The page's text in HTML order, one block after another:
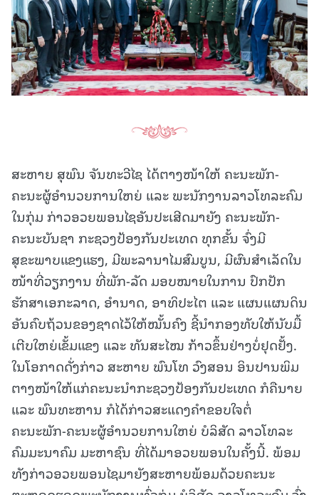
ສະຫາຍ ສຸພົນ ຈັນທະວີໄຊ ໄດ້ຕາງໜ້າໃຫ້ ຄະນະພັກ-
ຄະນະຜູ້ອຳນວຍການໃຫຍ່ ແລະ ພະນັກງານລາວໂທລະຄົມ
ໃນກຸ່ມ ກ່າວອວຍພອນໄຊອັນປະເສີດມາຍັງ ຄະນະພັກ-
ຄະນະບັນຊາ ກະຊວງປ້ອງກັນປະເທດ ທຸກຂັ້ນ ຈົ່ງມີ
ສຸຂະພາບແຂງແຮງ, ມີພະລານາໄມສົມບູນ, ມີຜົນສຳເລັດໃນ
ໜ້າທີ່ວຽກງານ ທີ່ພັກ-ລັດ ມອບໝາຍໃນການ ປົກປັກ
ຮັກສາເອກະລາດ, ອຳນາດ, ອາທິປະໄຕ ແລະ ແຜນແຜນດິນ
ອັນຄົບຖ້ວນຂອງຊາດໄວ້ໃຫ້ໝັ້ນຄົງ ຊີ້ນຳກອງທັບໃຫ້ນັບມື້
ເຕີບໃຫຍ່ເຂັ້ມແຂງ ແລະ ທັນສະໄໝ ກ້າວຂຶ້ນຢ່າງບໍ່ຢຸດຢັ້ງ.
ໃນໂອກາດດັ່ງກ່າວ ສະຫາຍ ພົນໂທ ວົງສອນ ອິນປານພິມ
ຕາງໜ້າໃຫ້ແກ່ຄະນະນຳກະຊວງປ້ອງກັນປະເທດ ກໍຄືນາຍ
ແລະ ພົນທະຫານ ກໍໄດ້ກ່າວສະແດງຄໍາຂອບໃຈຕໍ່
ຄະນະພັກ-ຄະນະຜູ້ອຳນວຍການໃຫຍ່ ບໍລິສັດ ລາວໂທລະ
ຄົມມະນາຄົມ ມະຫາຊົນ ທີ່ໄດ້ມາອວຍພອນໃນຄັ້ງນີ້. ພ້ອມ
ທັງກ່າວອວຍພອນໄຊມາຍັງສະຫາຍພ້ອມດ້ວຍຄະນະ